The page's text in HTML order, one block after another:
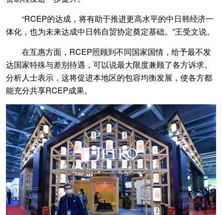
“RCEP的达成，将有助于推进更高水平的中日韩经济一
体化，也为未来达成中日韩自贸协定奠定基础。”王受文说。
在互惠方面，RCEP照顾到不同国家国情，给予最不发
达国家特殊与差别待遇，可以说最大限度兼顾了各方诉求。
分析人士表示，这将促进本地区的包容均衡发展，使各方都
能充分共享RCEP成果。